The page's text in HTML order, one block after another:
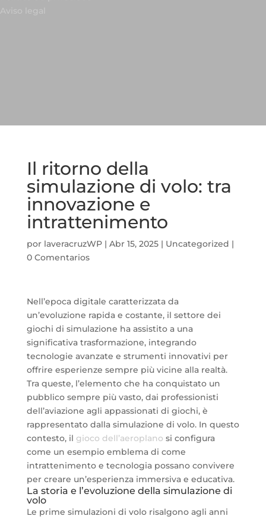
Il ritorno della
simulazione di volo: tra
innovazione e
intrattenimento
por laveracruzWP| Abr 15, 2025| Uncategorized |
0 Comentarios
Nell’epoca digitale caratterizzata da
un’evoluzione rapida e costante, il settore dei
giochi di simulazione ha assistito a una
significativa trasformazione, integrando
tecnologie avanzate e strumenti innovativi per
offrire esperienze sempre più vicine alla realtà.
Tra queste, l’elemento che ha conquistato un
pubblico sempre più vasto, dai professionisti
dell’aviazione agli appassionati di giochi, è
rappresentato dalla simulazione di volo. In questo
contesto, il gioco dell’aeroplano si configura
come un esempio emblema di come
intrattenimento e tecnologia possano convivere
per creare un’esperienza immersiva e educativa.
La storia e l’evoluzione della simulazione di
volo
Le prime simulazioni di volo risalgono agli anni